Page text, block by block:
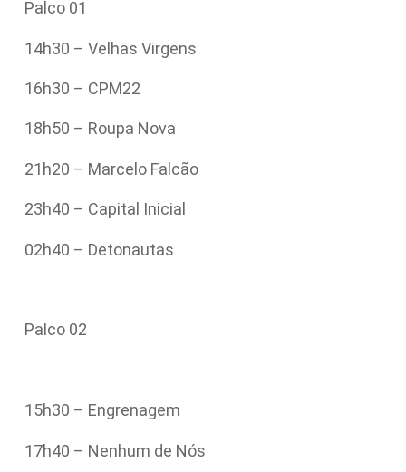
Palco 01
14h30 – Velhas Virgens
16h30 – CPM22
18h50 – Roupa Nova
21h20 – Marcelo Falcão
23h40 – Capital Inicial
02h40 – Detonautas
Palco 02
15h30 – Engrenagem
17h40 – Nenhum de Nós